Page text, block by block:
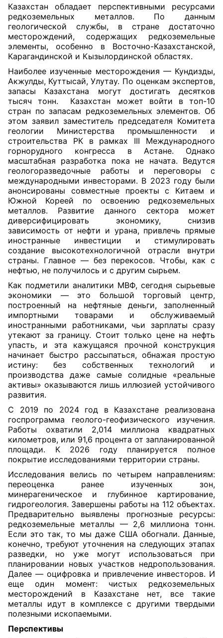
Казахстан обладает перспективными ресурсами
редкоземельных металлов. По данным
геологической службы, в стране достаточно
месторождений, содержащих редкоземельные
элементы, особенно в Восточно-Казахстанской,
Карагандинской и Кызылординской областях.
Наиболее изученные месторождения — Кундизды,
Акжулды, Куттысай, Улутау. По оценкам экспертов,
запасы Казахстана могут достигать десятков
тысяч тонн.
Казахстан может войти в топ-10
стран по запасам редкоземельных элементов. Об
этом заявил заместитель председателя Комитета
геологии Министерства промышленности и
строительства РК в рамках III Международного
горнорудного конгресса в Астане. Однако
масштабная разработка пока не начата. Ведутся
геологоразведочные работы и переговоры с
международными инвесторами. В 2023 году были
анонсированы совместные проекты с Китаем и
Южной Кореей по освоению редкоземельных
металлов. Развитие данного сектора может
диверсифицировать экономику, снизив
зависимость от нефти и урана, привлечь прямые
иностранные инвестиции и стимулировать
создание высокотехнологичной отрасли внутри
страны. Главное — без перекосов. Чтобы, как с
нефтью, не получилось и с другим сырьем.
Как подметили аналитики МВФ, сегодня сырьевые
экономики — это большой торговый центр,
построенный на нефтяные деньги, заполненный
импортными товарами и обслуживаемый
иностранными работниками, чьи зарплаты сразу
утекают за границу. Стоит только цене на нефть
упасть, и эта кажущаяся прочной конструкция
начинает быстро рассыпаться, обнажая простую
истину: без собственных технологий и
производства даже самые солидные «реальные
активы» оказываются лишь иллюзией устойчивого
развития.
С 2019 по 2024 год в Казахстане реализована
госпрограмма геолого-геофизического изучения.
Работы охватили 2,014 миллиона квадратных
километров, или 91,6 процента от запланированной
площади. К 2026 году планируется полное
покрытие исследованиями территории страны.
Исследования велись по четырем направлениям:
переоценка ранее изученных зон,
минерагеническое и глубинное картирование,
гидрогеология. Завершены работы на 112 объектах.
Предварительно выявлены прогнозные ресурсы:
редкоземельные металлы — 2,6 миллиона тонн.
Если это так, то мы даже США обогнали. Данные,
конечно, требуют уточнения на следующих этапах
разведки, но уже могут использоваться при
планировании новых участков недропользования.
Далее — оцифровка и привлечение инвесторов. И
еще один момент: чистых редкоземельных
месторождений в Казахстане нет, все такие
металлы идут в комплексе с другими твердыми
полезными ископаемыми.
Перспективы